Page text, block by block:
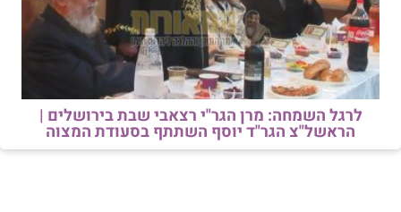
לרגל השמחה: מרן הגר"י רצאבי שבת בירושלים |
הראשל"צ הגר"ד יוסף השתתף בסעודת המצוה